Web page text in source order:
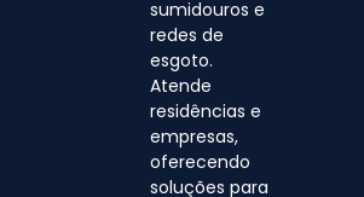
sumidouros e
redes de
esgoto.
Atende
residências e
empresas,
oferecendo
soluções para